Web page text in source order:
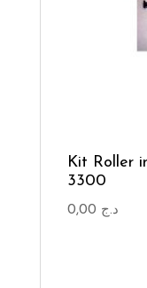
Kit Roller
3300
د.ج